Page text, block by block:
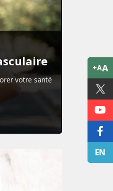
votre santé
+AA
EN